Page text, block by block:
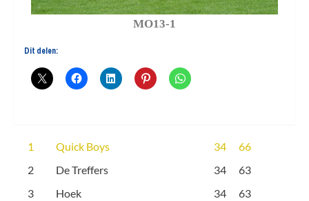
MO13-1
Dit delen:
1 Quick Boys 34
66
2
De Treffers 34
63
3
Hoek 34
63